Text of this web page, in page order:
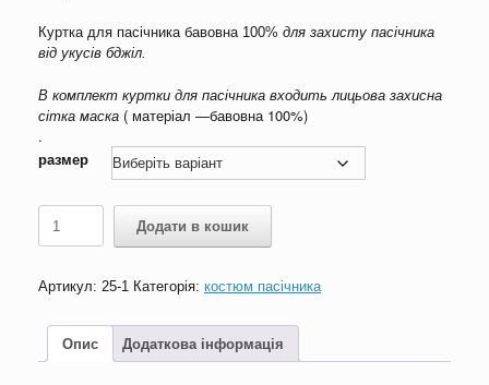
Куртка для пасічника бавовна 100% для захисту пасічника
від укусів бджіл.
В комплект куртки для пасічника входить лицьова захисна
сітка маска ( матеріал —бавовна 100%)
.
размер
для
бавовна
100%
кількість
Додати в кошик
Артикул: 25-1 Категорія: костюм пасічника
Опис Додаткова інформація